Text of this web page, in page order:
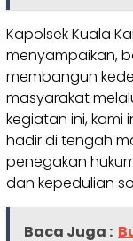
Kapolsek Kuala
menyampaikan,
membangun
masyarakat
kegiatan ini, kami
hadir di tengah
penegakan
dan kepedulian
Baca Juga :